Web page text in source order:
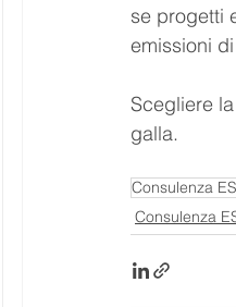
se progetti
emissioni
Scegliere
galla.
Consulenza
Consulenza